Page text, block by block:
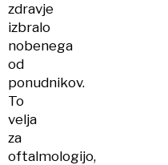
zdravje
izbralo
nobenega
od
ponudnikov.
To
velja
za
oftalmologijo,